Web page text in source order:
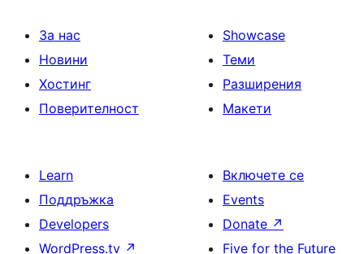
За нас
Новини
Хостинг
Поверителност
Showcase
Теми
Разширения
Макети
Learn
Поддръжка
Developers
WordPress.tv ↗
Включете се
Events
Donate ↗
Five for the Future